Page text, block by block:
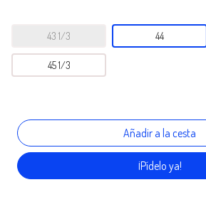
43 1/3 44
45 1/3
¡Pídelo ya!